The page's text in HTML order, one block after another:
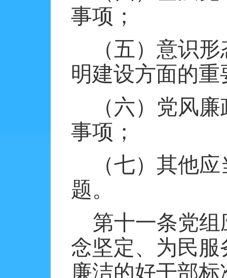
事项；
（五）意识
明建设方面的重
（六）党风
事项；
（七）其他
题。
第十一条党
念坚定、为民
廉洁的好干部